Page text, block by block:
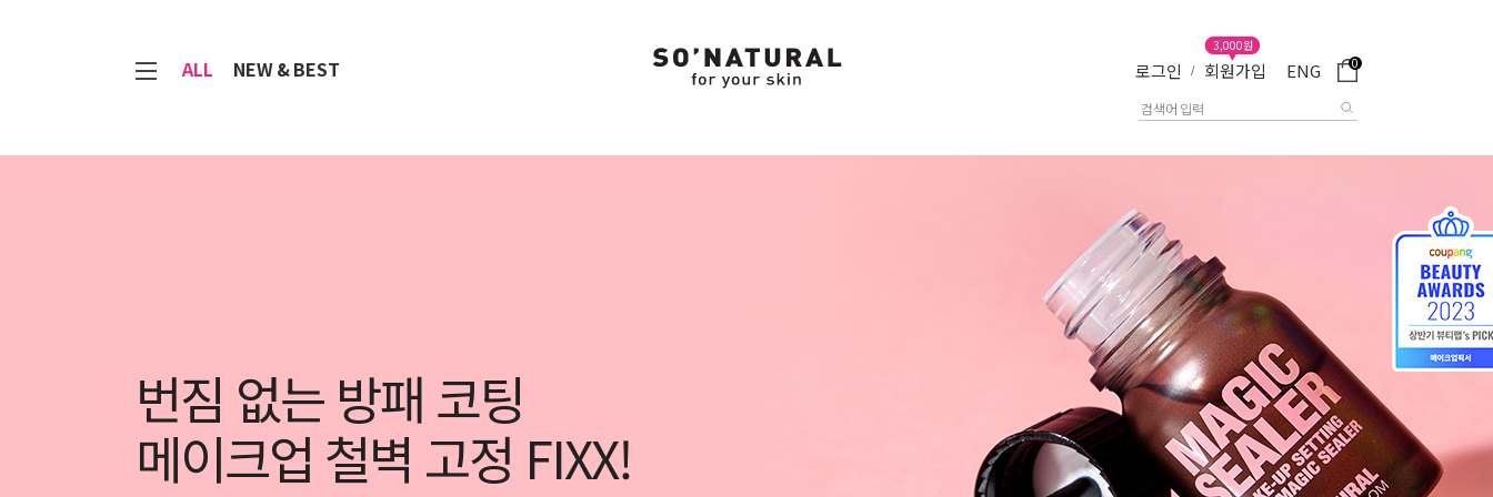
ALL NEW & BEST 로그인 / 회원가입
3,000원
ENG 0
번짐 없는 방패 코팅
메이크업 철벽 고정 FIXX!